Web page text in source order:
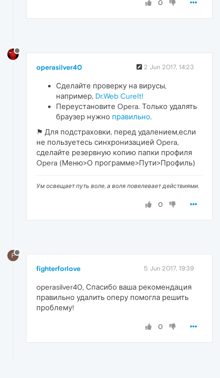
0
operasilver40 2 Jun 2017, 14:23
Сделайте проверку на вирусы,
например, Dr.Web CureIt!
Переустановите Opera. Только удалять
браузер нужно правильно.
⚑ Для подстраховки, перед удалением,если
не пользуетесь синхронизацией Opera,
сделайте резервную копию папки профиля
Opera (Меню>O программе>Пути>Профиль)
Ум освещает путь воле, а воля повелевает действиями.
0
F
fighterforlove 5 Jun 2017, 19:39
operasilver40, Спасибо ваша рекомендация
правильно удалить оперу помогла решить
проблему!
0